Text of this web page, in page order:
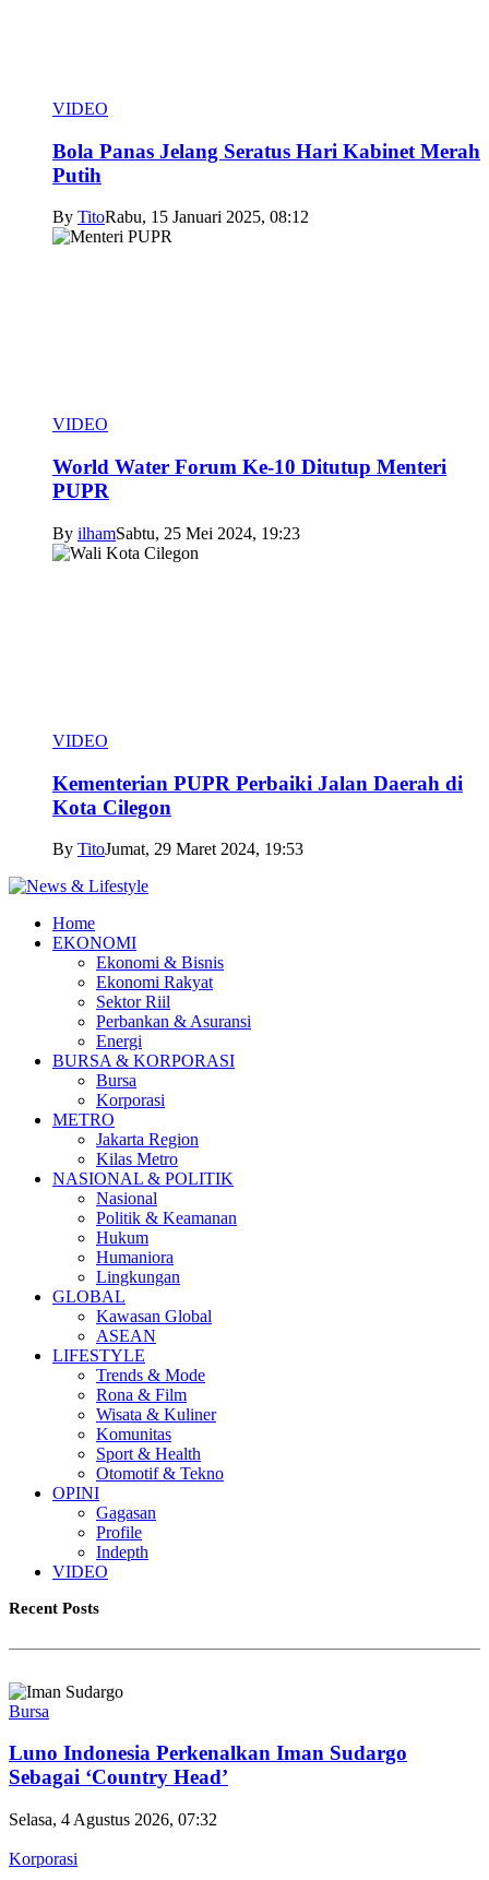
VIDEO
Bola Panas Jelang Seratus Hari Kabinet Merah
Putih
By TitoRabu, 15 Januari 2025, 08:12
VIDEO
World Water Forum Ke-10 Ditutup Menteri
PUPR
By ilhamSabtu, 25 Mei 2024, 19:23
VIDEO
Kementerian PUPR Perbaiki Jalan Daerah di
Kota Cilegon
By TitoJumat, 29 Maret 2024, 19:53
Home
EKONOMI
Ekonomi & Bisnis
Ekonomi Rakyat
Sektor Riil
Perbankan & Asuransi
Energi
BURSA & KORPORASI
Bursa
Korporasi
METRO
Jakarta Region
Kilas Metro
NASIONAL & POLITIK
Nasional
Politik & Keamanan
Hukum
Humaniora
Lingkungan
GLOBAL
Kawasan Global
ASEAN
LIFESTYLE
Trends & Mode
Rona & Film
Wisata & Kuliner
Komunitas
Sport & Health
Otomotif & Tekno
OPINI
Gagasan
Profile
Indepth
VIDEO
Recent Posts
Bursa
Luno Indonesia Perkenalkan Iman Sudargo
Sebagai ‘Country Head’
Selasa, 4 Agustus 2026, 07:32
Korporasi